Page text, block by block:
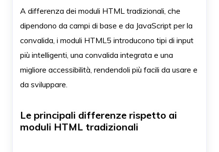
A differenza dei moduli HTML tradizionali, che
dipendono da campi di base e da JavaScript per la
convalida, i moduli HTML5 introducono tipi di input
più intelligenti, una convalida integrata e una
migliore accessibilità, rendendoli più facili da usare e
da sviluppare.
Le principali differenze rispetto ai
moduli HTML tradizionali